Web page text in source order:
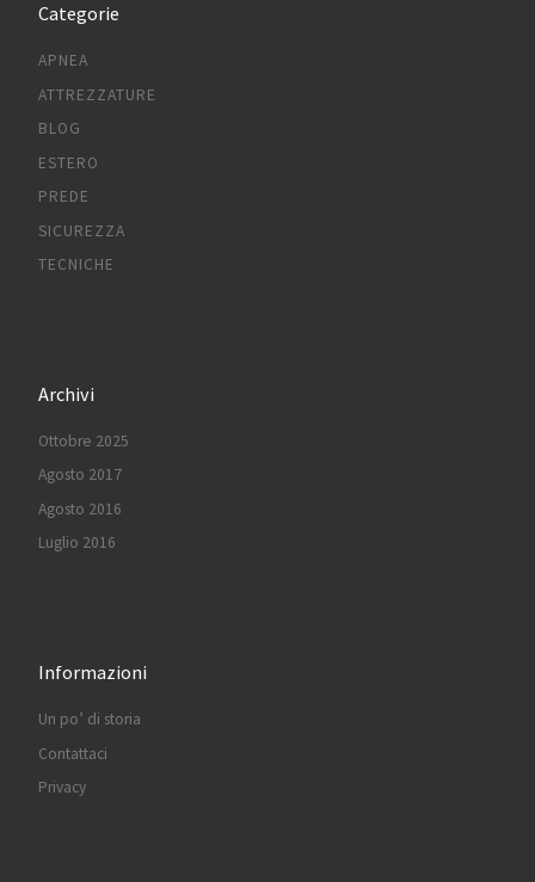
Categorie
APNEA
ATTREZZATURE
BLOG
ESTERO
PREDE
SICUREZZA
TECNICHE
Archivi
Ottobre 2025
Agosto 2017
Agosto 2016
Luglio 2016
Informazioni
Un po’ di storia
Contattaci
Privacy